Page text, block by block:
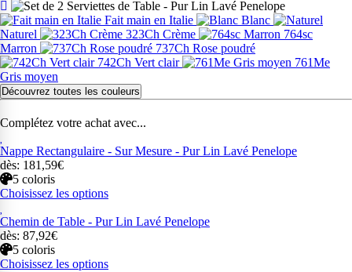
Fait main en Italie
Blanc
Naturel
323Ch Crème
764sc
Marron
737Ch Rose poudré
742Ch Vert clair
761Me
Gris moyen
Découvrez toutes les couleurs
Complétez votre achat avec...
Nappe Rectangulaire - Sur Mesure - Pur Lin Lavé Penelope
dès: 181,59€
5 coloris
Choisissez les options
Chemin de Table - Pur Lin Lavé Penelope
dès: 87,92€
5 coloris
Choisissez les options